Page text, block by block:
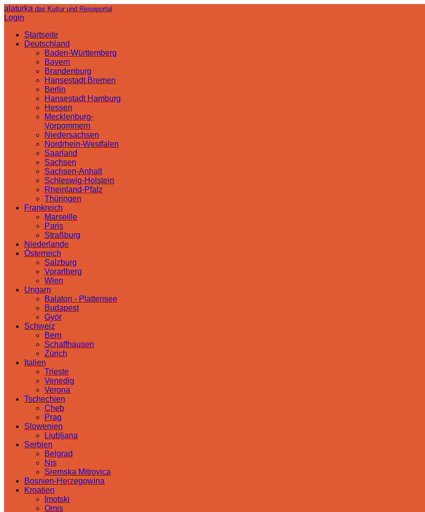
alaturka das Kultur und Reiseportal
Login
Startseite
Deutschland
Baden-Württemberg
Bayern
Brandenburg
Hansestadt Bremen
Berlin
Hansestadt Hamburg
Hessen
Mecklenburg-
Vorpommern
Niedersachsen
Nordrhein-Westfalen
Saarland
Sachsen
Sachsen-Anhalt
Schleswig-Holstein
Rheinland-Pfalz
Thüringen
Frankreich
Marseille
Paris
Straßburg
Niederlande
Österreich
Salzburg
Vorarlberg
Wien
Ungarn
Balaton - Plattensee
Budapest
Györ
Schweiz
Bern
Schaffhausen
Zürich
Italien
Trieste
Venedig
Verona
Tschechien
Cheb
Prag
Slowenien
Ljubljana
Serbien
Belgrad
Nis
Sremska Mitrovica
Bosnien-Herzegowina
Kroatien
Imotski
Omis